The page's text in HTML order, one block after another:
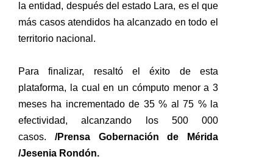
la entidad, después del estado Lara, es el que
más casos atendidos ha alcanzado en todo el
territorio nacional.
Para finalizar, resaltó el éxito de esta
plataforma, la cual en un cómputo menor a 3
meses ha incrementado de 35 % al 75 % la
efectividad, alcanzando los 500 000
casos. /Prensa Gobernación de Mérida
/Jesenia Rondón.